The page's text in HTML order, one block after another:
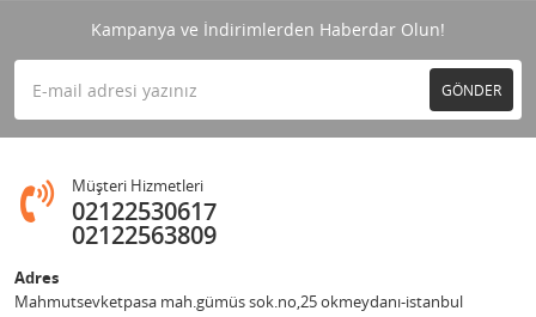
Kampanya ve İndirimlerden Haberdar Olun!
GÖNDER
Müşteri Hizmetleri
02122530617
02122563809
Adres
Mahmutsevketpasa mah.gümüs sok.no,25 okmeydanı-istanbul